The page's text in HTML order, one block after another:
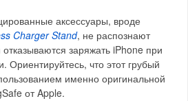
аксессуары, вроде
Charger Stand, не распознают
заряжать iPhone при
Ориентируйтесь, что этот грубый
именно оригинальной
от Apple.